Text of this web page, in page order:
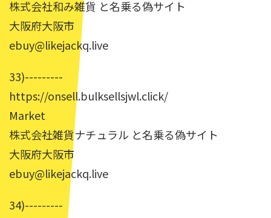
株式会社和み雑貨 と名乗る偽サイト
大阪府大阪市
ebuy@likejackq.live
33)---------
https://onsell.bulksellsjwl.click/
Market
株式会社雑貨ナチュラル と名乗る偽サイト
大阪府大阪市
ebuy@likejackq.live
34)---------